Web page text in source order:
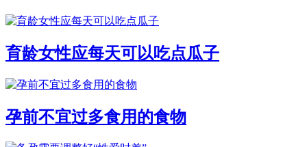
育龄女性应每天可以吃点瓜子
孕前不宜过多食用的食物